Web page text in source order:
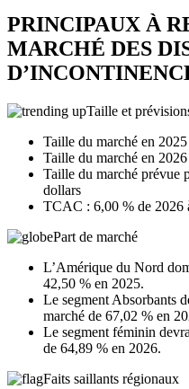
PRINCIPAUX À
MARCHÉ DES
Taille et
Taille du marché en
Taille du marché en
Taille du marché prévue
dollars
TCAC : 6,00 % de 2026
Part de marché
L’Amérique du Nord
42,50 % en 2025.
Le segment Absorbants
marché de 67,02 % en
Le segment féminin
de 64,89 % en 2026.
Faits saillants régionaux